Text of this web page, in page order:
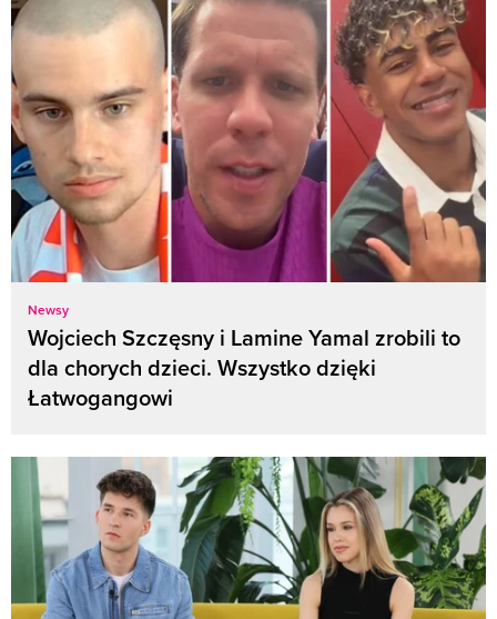
Newsy
Wojciech Szczęsny i Lamine Yamal zrobili to
dla chorych dzieci. Wszystko dzięki
Łatwogangowi